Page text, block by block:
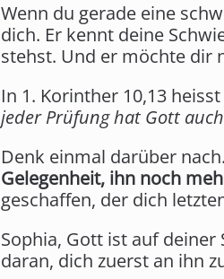
Wenn du gerade eine
dich. Er kennt deine
stehst. Und er möchte dir
In 1. Korinther 10,13 heisst
jeder Prüfung hat Gott
Denk einmal darüber nach.
Gelegenheit, ihn noch
geschaffen, der dich
Sophia, Gott ist auf
daran, dich zuerst an ihn